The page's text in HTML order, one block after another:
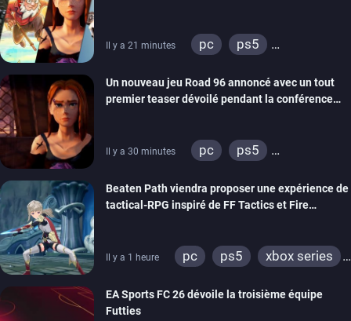
Il y a 21 minutes pc
ps5
stadia
ps4
xbox one
switch 2
Un nouveau jeu Road 96 annoncé avec un tout
premier teaser dévoilé pendant la conférence
Il y a 30 minutes pc
ps5
stadia
ps4
xbox one
Beaten Path viendra proposer une expérience de
tactical-RPG inspiré de FF Tactics et Fire
Il y a 1 heure pc ps5
xbox series
EA Sports FC 26 dévoile la troisième équipe
Futties